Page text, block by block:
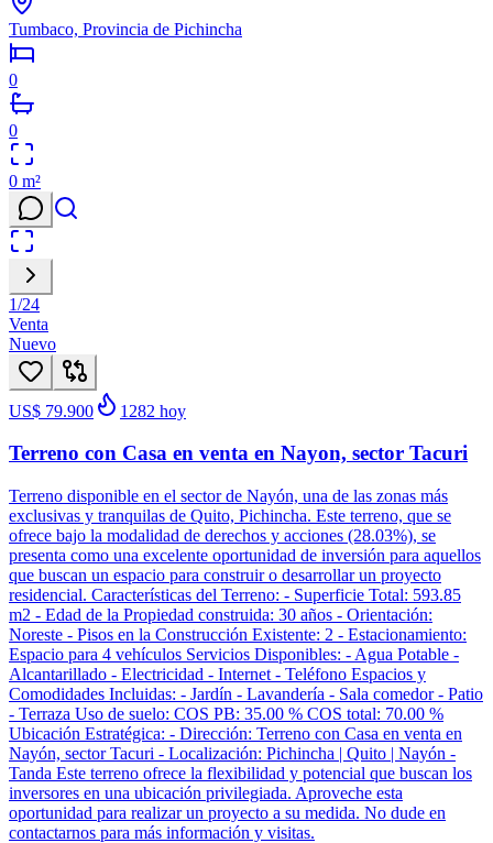
Tumbaco, Provincia de Pichincha
0
0
0 m²
1/24
Venta
Nuevo
US$ 79.900 1282 hoy
Terreno con Casa en venta en Nayon, sector Tacuri
Terreno disponible en el sector de Nayón, una de las zonas más
exclusivas y tranquilas de Quito, Pichincha. Este terreno, que se
ofrece bajo la modalidad de derechos y acciones (28.03%), se
presenta como una excelente oportunidad de inversión para aquellos
que buscan un espacio para construir o desarrollar un proyecto
residencial. Características del Terreno: - Superficie Total: 593.85
m2 - Edad de la Propiedad construida: 30 años - Orientación:
Noreste - Pisos en la Construcción Existente: 2 - Estacionamiento:
Espacio para 4 vehículos Servicios Disponibles: - Agua Potable -
Alcantarillado - Electricidad - Internet - Teléfono Espacios y
Comodidades Incluidas: - Jardín - Lavandería - Sala comedor - Patio
- Terraza Uso de suelo: COS PB: 35.00 % COS total: 70.00 %
Ubicación Estratégica: - Dirección: Terreno con Casa en venta en
Nayón, sector Tacuri - Localización: Pichincha | Quito | Nayón -
Tanda Este terreno ofrece la flexibilidad y potencial que buscan los
inversores en una ubicación privilegiada. Aproveche esta
oportunidad para realizar un proyecto a su medida. No dude en
contactarnos para más información y visitas.